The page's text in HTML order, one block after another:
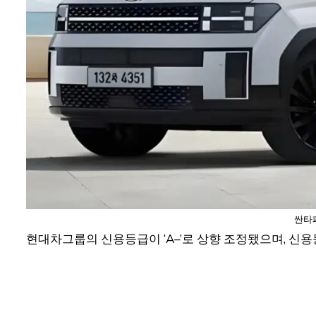
싼타
현대차그룹의 신용등급이 ‘A–’로 상향 조정됐으며, 신